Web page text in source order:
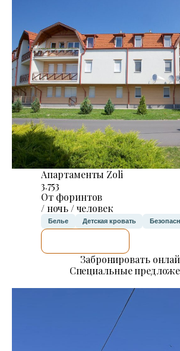
Апартаменты Zoli
3.753
От форинтов
/ ночь / человек
Белье Детская кровать
Забронировать
Специальные